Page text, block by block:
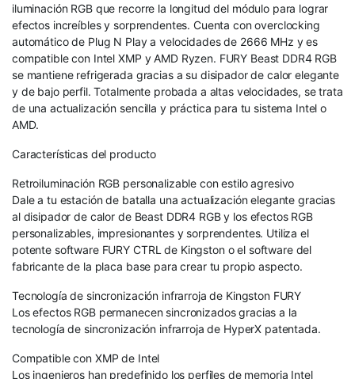
iluminación RGB que recorre la longitud del módulo para lograr
efectos increíbles y sorprendentes. Cuenta con overclocking
automático de Plug N Play a velocidades de 2666 MHz y es
compatible con Intel XMP y AMD Ryzen. FURY Beast DDR4 RGB
se mantiene refrigerada gracias a su disipador de calor elegante
y de bajo perfil. Totalmente probada a altas velocidades, se trata
de una actualización sencilla y práctica para tu sistema Intel o
AMD.
Características del producto
Retroiluminación RGB personalizable con estilo agresivo
Dale a tu estación de batalla una actualización elegante gracias
al disipador de calor de Beast DDR4 RGB y los efectos RGB
personalizables, impresionantes y sorprendentes. Utiliza el
potente software FURY CTRL de Kingston o el software del
fabricante de la placa base para crear tu propio aspecto.
Tecnología de sincronización infrarroja de Kingston FURY
Los efectos RGB permanecen sincronizados gracias a la
tecnología de sincronización infrarroja de HyperX patentada.
Compatible con XMP de Intel
Los ingenieros han predefinido los perfiles de memoria Intel